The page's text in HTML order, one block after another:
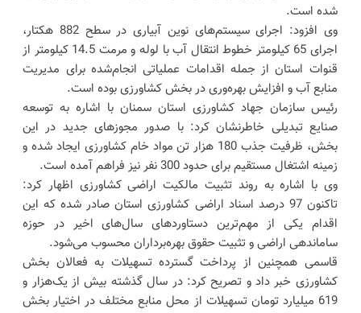
شده است.
وی افزود: اجرای سیستم‌های نوین آبیاری در سطح 882 هکتار،
اجرای 65 کیلومتر خطوط انتقال آب با لوله و مرمت 14.5 کیلومتر از
قنوات استان از جمله اقدامات عملیاتی انجام‌شده برای مدیریت
منابع آب و افزایش بهره‌وری در بخش کشاورزی بوده است.
رئیس سازمان جهاد کشاورزی استان سمنان با اشاره به توسعه
صنایع تبدیلی خاطرنشان کرد: با صدور مجوزهای جدید در این
بخش، ظرفیت جذب 180 هزار تن مواد خام کشاورزی ایجاد شده و
زمینه اشتغال مستقیم برای حدود 300 نفر نیز فراهم آمده است.
وی با اشاره به روند تثبیت مالکیت اراضی کشاورزی اظهار کرد:
تاکنون 97 درصد اسناد اراضی کشاورزی استان صادر شده که این
اقدام یکی از مهم‌ترین دستاوردهای سال‌های اخیر در حوزه
ساماندهی اراضی و تثبیت حقوق بهره‌برداران محسوب می‌شود.
قاسمی همچنین از پرداخت گسترده تسهیلات به فعالان بخش
کشاورزی خبر داد و تصریح کرد: در سال گذشته بیش از یک‌هزار و
619 میلیارد تومان تسهیلات از محل منابع مختلف در اختیار بخش